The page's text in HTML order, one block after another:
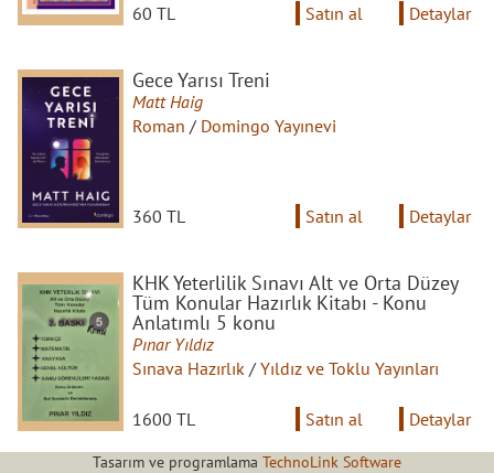
60 TL Satın al Detaylar
Gece Yarısı Treni
Matt Haig
Roman / Domingo Yayınevi
360 TL Satın al Detaylar
KHK Yeterlilik Sınavı Alt ve Orta Düzey
Tüm Konular Hazırlık Kitabı - Konu
Anlatımlı 5 konu
Pınar Yıldız
Sınava Hazırlık / Yıldız ve Toklu Yayınları
1600 TL Satın al Detaylar
Tasarım ve programlama TechnoLink Software